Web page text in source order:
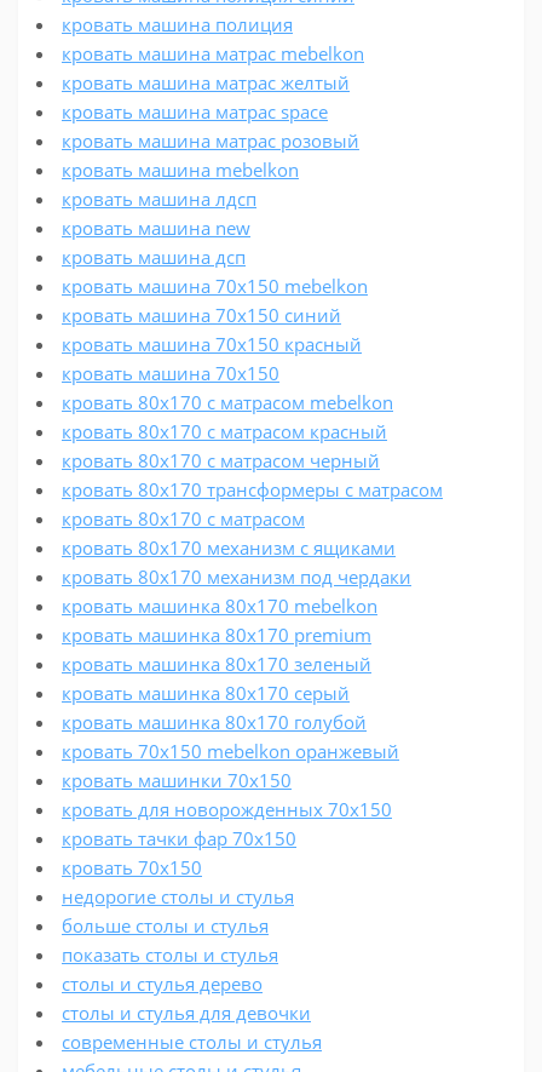
кровать машина полиция
кровать машина матрас mebelkon
кровать машина матрас желтый
кровать машина матрас space
кровать машина матрас розовый
кровать машина mebelkon
кровать машина лдсп
кровать машина new
кровать машина дсп
кровать машина 70х150 mebelkon
кровать машина 70х150 синий
кровать машина 70х150 красный
кровать машина 70х150
кровать 80х170 с матрасом mebelkon
кровать 80х170 с матрасом красный
кровать 80х170 с матрасом черный
кровать 80х170 трансформеры с матрасом
кровать 80х170 с матрасом
кровать 80х170 механизм с ящиками
кровать 80х170 механизм под чердаки
кровать машинка 80х170 mebelkon
кровать машинка 80х170 premium
кровать машинка 80х170 зеленый
кровать машинка 80х170 серый
кровать машинка 80х170 голубой
кровать 70х150 mebelkon оранжевый
кровать машинки 70х150
кровать для новорожденных 70х150
кровать тачки фар 70х150
кровать 70х150
недорогие столы и стулья
больше столы и стулья
показать столы и стулья
столы и стулья дерево
столы и стулья для девочки
современные столы и стулья